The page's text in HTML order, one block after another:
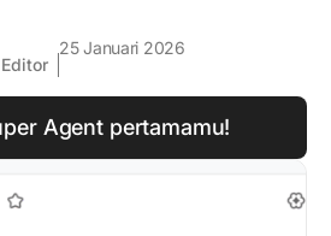
25 Januari 2026
Agent pertamamu!